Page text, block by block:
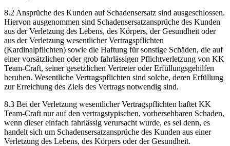
8.2 Ansprüche des Kunden auf Schadensersatz sind ausgeschlossen.
Hiervon ausgenommen sind Schadensersatzansprüche des Kunden
aus der Verletzung des Lebens, des Körpers, der Gesundheit oder
aus der Verletzung wesentlicher Vertragspflichten
(Kardinalpflichten) sowie die Haftung für sonstige Schäden, die auf
einer vorsätzlichen oder grob fahrlässigen Pflichtverletzung von KK
Team-Craft, seiner gesetzlichen Vertreter oder Erfüllungsgehilfen
beruhen. Wesentliche Vertragspflichten sind solche, deren Erfüllung
zur Erreichung des Ziels des Vertrags notwendig sind.
8.3 Bei der Verletzung wesentlicher Vertragspflichten haftet KK
Team-Craft nur auf den vertragstypischen, vorhersehbaren Schaden,
wenn dieser einfach fahrlässig verursacht wurde, es sei denn, es
handelt sich um Schadensersatzansprüche des Kunden aus einer
Verletzung des Lebens, des Körpers oder der Gesundheit.